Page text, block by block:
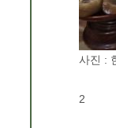
사진 :
2